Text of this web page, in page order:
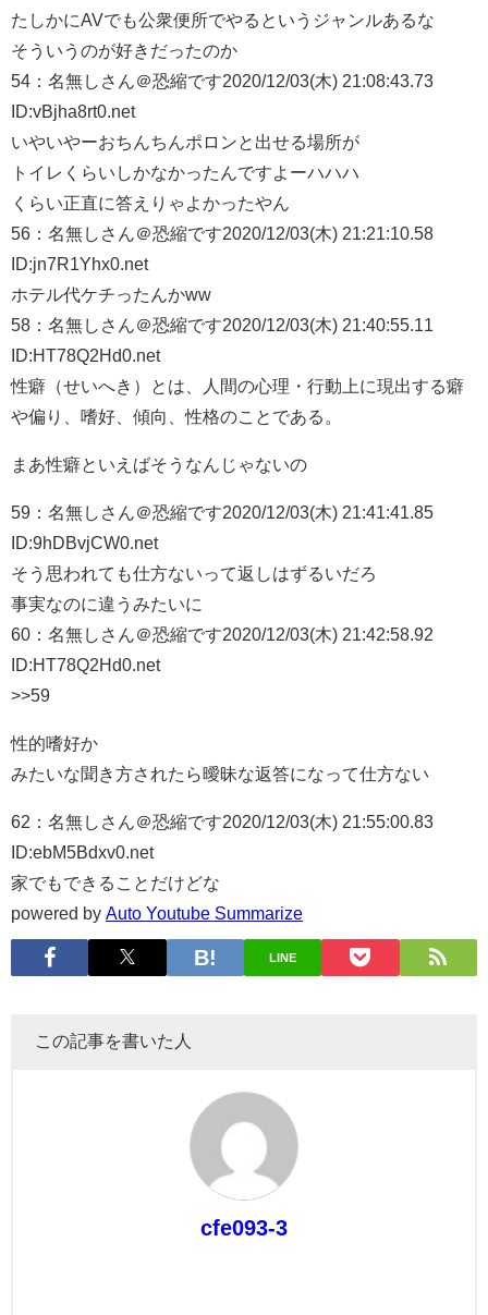
たしかにAVでも公衆便所でやるというジャンルあるな
そういうのが好きだったのか
54： 名無しさん＠恐縮です2020/12/03(木) 21:08:43.73
ID:vBjha8rt0.net
いやいやーおちんちんポロンと出せる場所が
トイレくらいしかなかったんですよーハハハ
くらい正直に答えりゃよかったやん
56： 名無しさん＠恐縮です2020/12/03(木) 21:21:10.58
ID:jn7R1Yhx0.net
ホテル代ケチったんかww
58： 名無しさん＠恐縮です2020/12/03(木) 21:40:55.11
ID:HT78Q2Hd0.net
性癖（せいへき）とは、人間の心理・行動上に現出する癖
や偏り、嗜好、傾向、性格のことである。
まあ性癖といえばそうなんじゃないの
59： 名無しさん＠恐縮です2020/12/03(木) 21:41:41.85
ID:9hDBvjCW0.net
そう思われても仕方ないって返しはずるいだろ
事実なのに違うみたいに
60： 名無しさん＠恐縮です2020/12/03(木) 21:42:58.92
ID:HT78Q2Hd0.net
>>59
性的嗜好か
みたいな聞き方されたら曖昧な返答になって仕方ない
62： 名無しさん＠恐縮です2020/12/03(木) 21:55:00.83
ID:ebM5Bdxv0.net
家でもできることだけどな
powered by Auto Youtube Summarize
LINE
この記事を書いた人
cfe093-3